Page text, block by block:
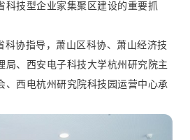
科技型企业家集聚区建设的重要抓
科协指导，萧山区科协、萧山经济技
局、西安电子科技大学杭州研究院主
、西电杭州研究院科技园运营中心承